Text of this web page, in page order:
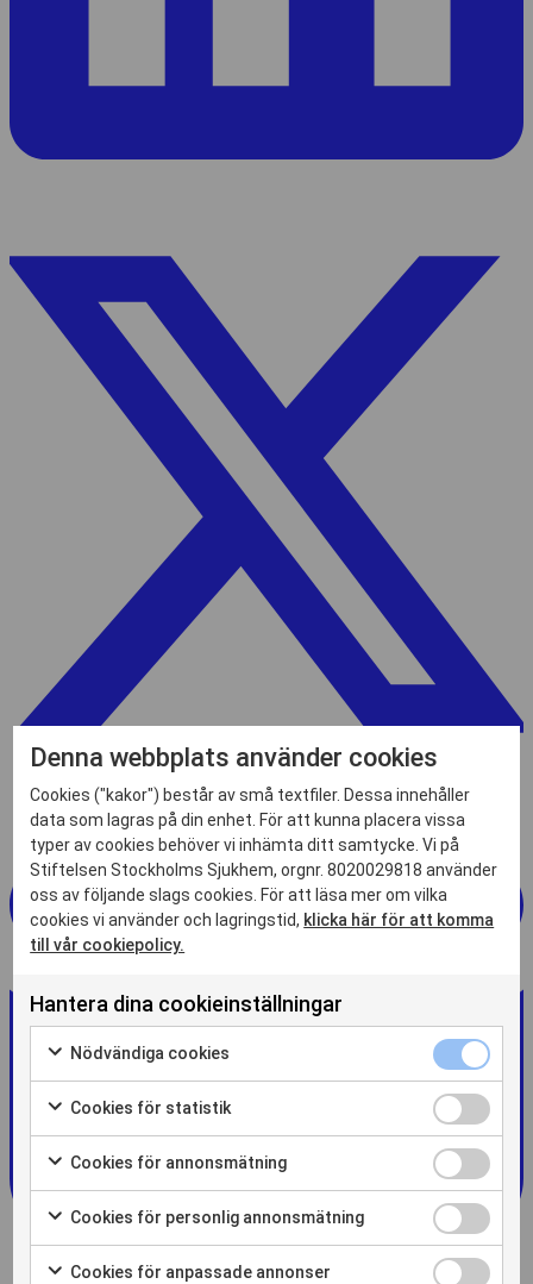
Denna webbplats använder cookies
Cookies ("kakor") består av små textfiler. Dessa innehåller
data som lagras på din enhet. För att kunna placera vissa
typer av cookies behöver vi inhämta ditt samtycke. Vi på
Stiftelsen Stockholms Sjukhem, orgnr. 8020029818 använder
oss av följande slags cookies. För att läsa mer om vilka
cookies vi använder och lagringstid, klicka här för att komma
till vår cookiepolicy.
Hantera dina cookieinställningar
Nödvändiga cookies
Markera
för
samtycka
till
användning
av
Nödvändiga
cookies
kryssruta
Cookies för statistik
Markera
för
samtycka
till
användning
av
Cookies
för
statistik
kryssruta
Cookies för annonsmätning
Markera
för
samtycka
till
Cookies
för
kryssruta
Cookies för personlig annonsmätning
Markera
för
Cookies
för
personlig
Cookies för anpassade annonser
Cookies